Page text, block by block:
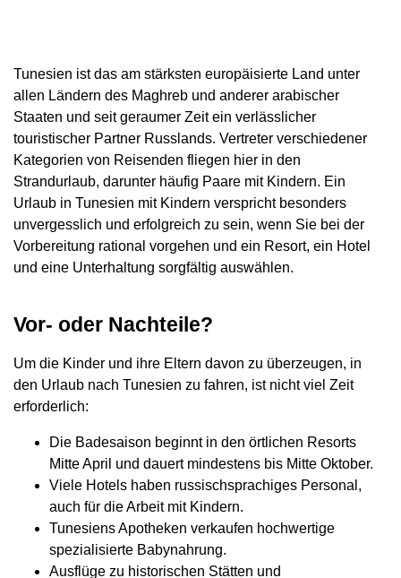
Tunesien ist das am stärksten europäisierte Land unter
allen Ländern des Maghreb und anderer arabischer
Staaten und seit geraumer Zeit ein verlässlicher
touristischer Partner Russlands. Vertreter verschiedener
Kategorien von Reisenden fliegen hier in den
Strandurlaub, darunter häufig Paare mit Kindern. Ein
Urlaub in Tunesien mit Kindern verspricht besonders
unvergesslich und erfolgreich zu sein, wenn Sie bei der
Vorbereitung rational vorgehen und ein Resort, ein Hotel
und eine Unterhaltung sorgfältig auswählen.
Vor- oder Nachteile?
Um die Kinder und ihre Eltern davon zu überzeugen, in
den Urlaub nach Tunesien zu fahren, ist nicht viel Zeit
erforderlich:
Die Badesaison beginnt in den örtlichen Resorts
Mitte April und dauert mindestens bis Mitte Oktober.
Viele Hotels haben russischsprachiges Personal,
auch für die Arbeit mit Kindern.
Tunesiens Apotheken verkaufen hochwertige
spezialisierte Babynahrung.
Ausflüge zu historischen Stätten und